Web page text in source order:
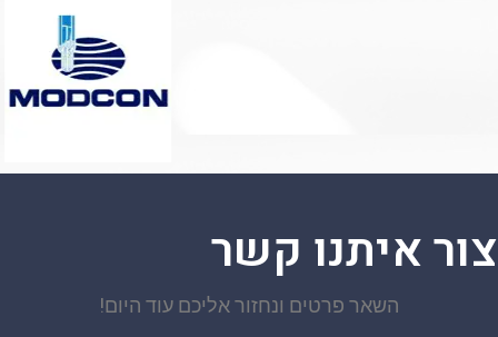
צור איתנו קשר
השאר פרטים ונחזור אליכם עוד היום!